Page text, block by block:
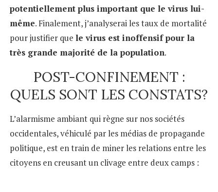
potentiellement plus important que le virus lui-
même. Finalement, j’analyserai les taux de mortalité
pour justifier que le virus est inoffensif pour la
très grande majorité de la population.
POST-CONFINEMENT :
QUELS SONT LES CONSTATS?
L’alarmisme ambiant qui règne sur nos sociétés
occidentales, véhiculé par les médias de propagande
politique, est en train de miner les relations entre les
citoyens en creusant un clivage entre deux camps :